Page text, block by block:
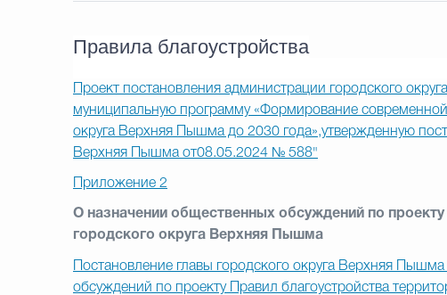
Общественная
Открытые данные
Правила благоустройства
Проект постановления администрации городского
муниципальную программу «Формирование
округа Верхняя Пышма до 2030 года»,утвержденную
Верхняя Пышма от08.05.2024 № 588"
Приложение 2
О назначении общественных обсуждений по
городского округа Верхняя Пышма
Постановление главы городского округа Верхняя
обсуждений по проекту Правил благоустройства